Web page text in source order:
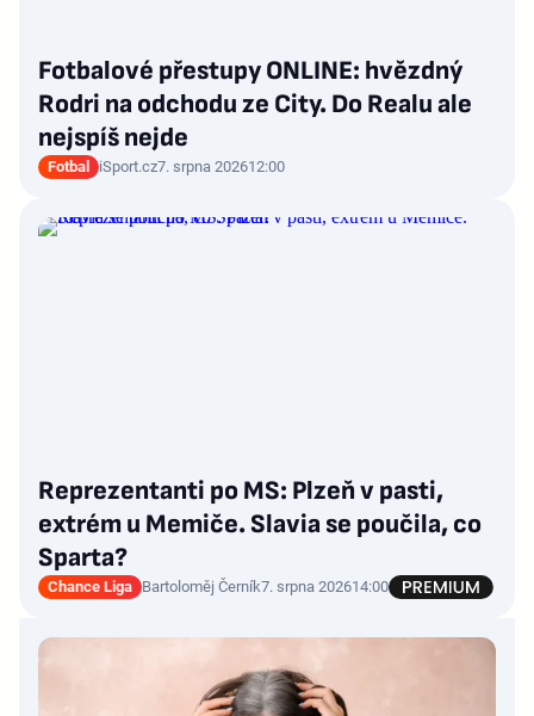
Fotbalové přestupy ONLINE: hvězdný
Rodri na odchodu ze City. Do Realu ale
nejspíš nejde
Fotbal iSport.cz7. srpna 202612:00
Reprezentanti po MS: Plzeň v pasti,
extrém u Memiče. Slavia se poučila, co
Sparta?
Chance Liga Bartoloměj Černík7. srpna 202614:00